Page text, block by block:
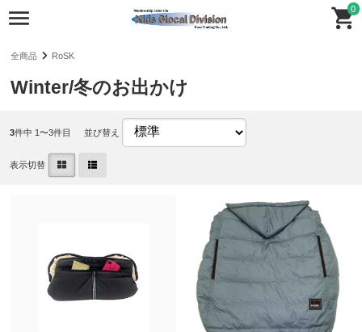
0
全商品 RoSK
Winter/冬のお出かけ
3件中 1〜3件目 並び替え
表示切替